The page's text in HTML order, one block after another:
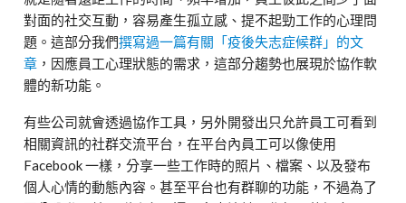
對面的社交互動，容易產生孤立感、提不起勁工作的心理問
題。這部分我們撰寫過一篇有關「疫後失志症候群」的文
章 ，因應員工心理狀態的需求，這部分趨勢也展現於協作軟
體的新功能。
有些公司就會透過協作工具，另外開發出只允許員工可看到
相關資訊的社群交流平台，在平台內員工可以像使用
Facebook 一樣，分享一些工作時的照片、檔案、以及發布
個人心情的動態內容。甚至平台也有群聊的功能，不過為了